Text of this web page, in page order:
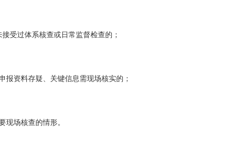
接受过体系核查或日常监督检查的；
报资料存疑、关键信息需现场核实的；
现场核查的情形。